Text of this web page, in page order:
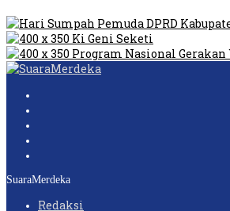
SuaraMerdeka
Redaksi